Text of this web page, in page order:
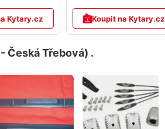
Kytary.cz Koupit na Kytary.cz
Česká Třebová) .